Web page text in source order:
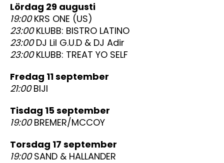
lördag 29 augusti
19:00KRS ONE (US)
23:00KLUBB: BISTRO LATINO
23:00DJ Lil G.U.D & DJ Adir
23:00KLUBB: TREAT YO SELF
fredag 11 september
21:00BIJI
tisdag 15 september
19:00BREMER/MCCOY
torsdag 17 september
19:00SAND & HALLANDER